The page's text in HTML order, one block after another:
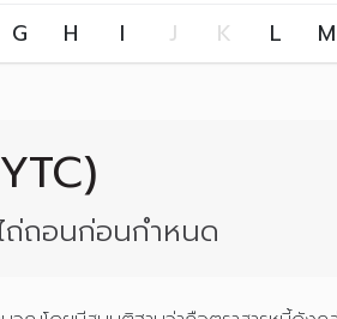
G H I J K L M
ถอนก่อนกำหนด